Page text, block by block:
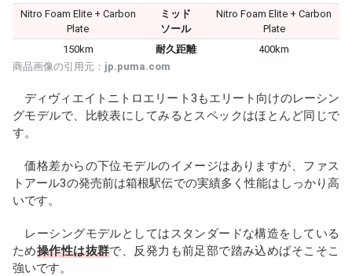
Nitro Foam Elite + Carbon
Plate
ミッド
ソール
Nitro Foam Elite + Carbon
Plate
150km
耐久距離
400km
商品画像の引用元： jp.puma.com
ディヴィエイトニトロエリート3もエリート向けのレーシン
グモデルで、比較表にしてみるとスペックはほとんど同じで
す。
価格差からの下位モデルのイメージはありますが、ファス
トアール3の発売前は箱根駅伝での実績多く性能はしっかり高
いです。
レーシングモデルとしてはスタンダードな構造をしている
ため操作性は抜群で、反発力も前足部で踏み込めばそこそこ
強いです。